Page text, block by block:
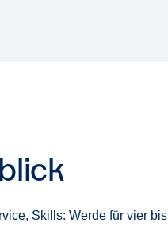
Skills: Werde für vier bis